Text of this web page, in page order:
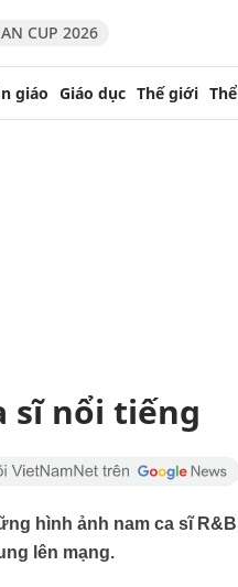
CUP 2026
giáo Giáo dục Thế giới
sĩ nổi tiếng
hình ảnh nam ca sĩ
lên mạng.